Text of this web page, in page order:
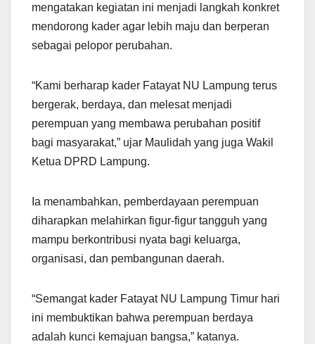
mengatakan kegiatan ini menjadi langkah konkret
mendorong kader agar lebih maju dan berperan
sebagai pelopor perubahan.
“Kami berharap kader Fatayat NU Lampung terus
bergerak, berdaya, dan melesat menjadi
perempuan yang membawa perubahan positif
bagi masyarakat,” ujar Maulidah yang juga Wakil
Ketua DPRD Lampung.
Ia menambahkan, pemberdayaan perempuan
diharapkan melahirkan figur-figur tangguh yang
mampu berkontribusi nyata bagi keluarga,
organisasi, dan pembangunan daerah.
“Semangat kader Fatayat NU Lampung Timur hari
ini membuktikan bahwa perempuan berdaya
adalah kunci kemajuan bangsa,” katanya.